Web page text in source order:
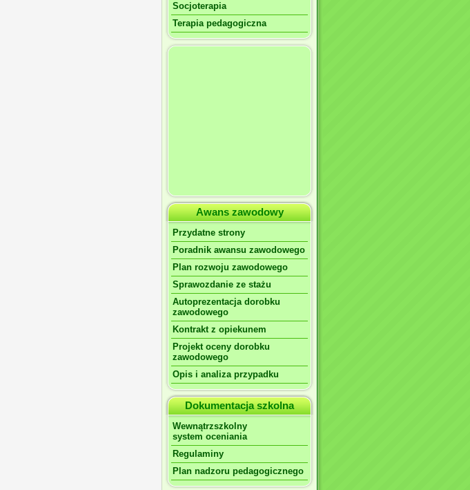
Socjoterapia
Terapia pedagogiczna
Awans zawodowy
Przydatne strony
Poradnik awansu zawodowego
Plan rozwoju zawodowego
Sprawozdanie ze stażu
Autoprezentacja dorobku
zawodowego
Kontrakt z opiekunem
Projekt oceny dorobku
zawodowego
Opis i analiza przypadku
Dokumentacja szkolna
Wewnątrzszkolny
system oceniania
Regulaminy
Plan nadzoru pedagogicznego